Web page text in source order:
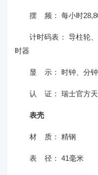
摆 频： 每小时
计时码表： 导柱轮
时器
显 示： 时钟、分
认 证： 瑞士官方天
表壳
材 质： 精钢
表 径： 41毫米